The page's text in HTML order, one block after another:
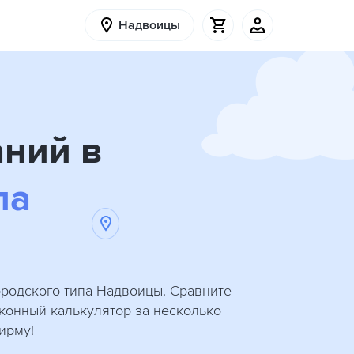
Надвоицы
в
типа Надвоицы. Сравните
калькулятор за несколько